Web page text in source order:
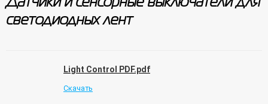
Датчики и сенсорные выключатели для
светодиодных лент
Light Control PDF.pdf
Скачать